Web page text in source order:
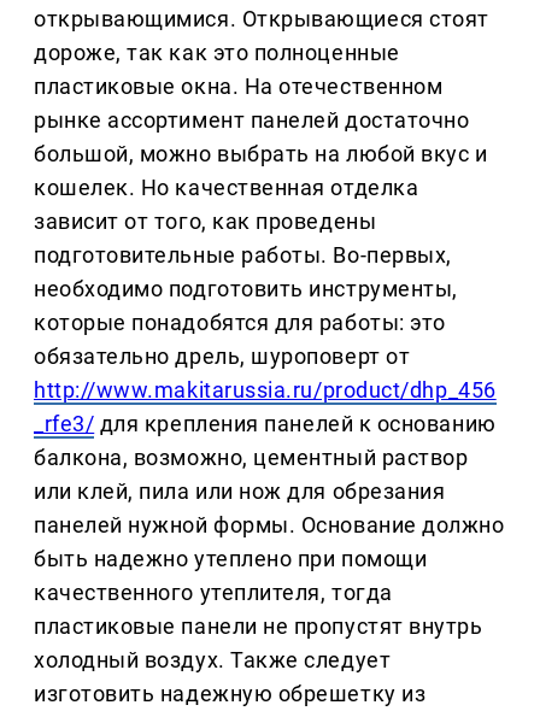
открывающимися. Открывающиеся стоят
дороже, так как это полноценные
пластиковые окна. На отечественном
рынке ассортимент панелей достаточно
большой, можно выбрать на любой вкус и
кошелек. Но качественная отделка
зависит от того, как проведены
подготовительные работы. Во-первых,
необходимо подготовить инструменты,
которые понадобятся для работы: это
обязательно дрель, шуроповерт от
http://www.makitarussia.ru/product/dhp_456
_rfe3/ для крепления панелей к основанию
балкона, возможно, цементный раствор
или клей, пила или нож для обрезания
панелей нужной формы. Основание должно
быть надежно утеплено при помощи
качественного утеплителя, тогда
пластиковые панели не пропустят внутрь
холодный воздух. Также следует
изготовить надежную обрешетку из